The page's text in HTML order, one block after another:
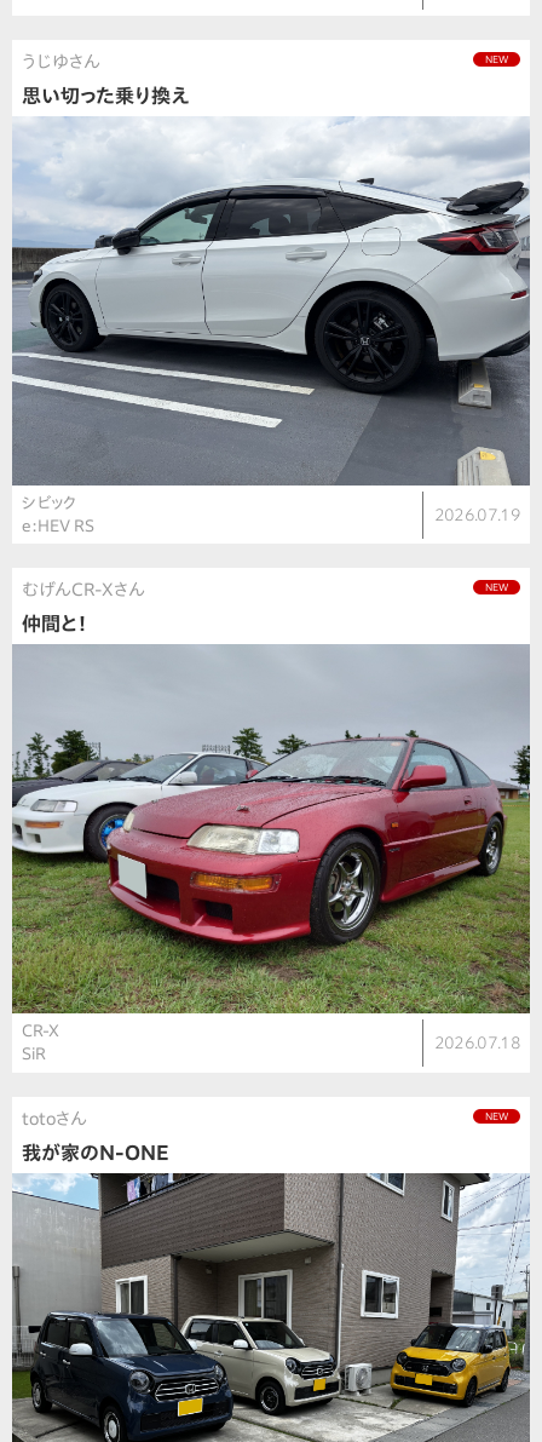
NEW
うじゆさん
思い切った乗り換え
シビック
e:HEV RS
2026.07.19
NEW
むげんCR-Xさん
仲間と！
CR-X
SiR
2026.07.18
NEW
totoさん
我が家のN-ONE